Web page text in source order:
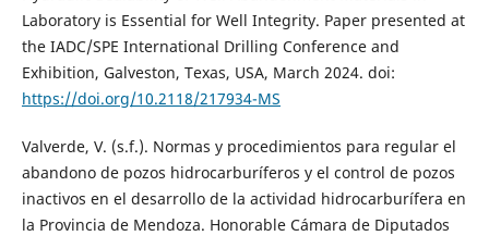
Laboratory is Essential for Well Integrity. Paper presented at
the IADC/SPE International Drilling Conference and
Exhibition, Galveston, Texas, USA, March 2024. doi:
https://doi.org/10.2118/217934-MS
Valverde, V. (s.f.). Normas y procedimientos para regular el
abandono de pozos hidrocarburíferos y el control de pozos
inactivos en el desarrollo de la actividad hidrocarburífera en
la Provincia de Mendoza. Honorable Cámara de Diputados